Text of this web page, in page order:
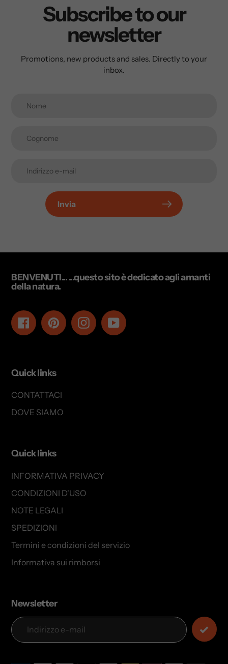
Subscribe to our
newsletter
Promotions, new products and sales. Directly to your
inbox.
Invia
BENVENUTI... ...questo sito è dedicato agli amanti
della natura.
FacebookPinterestInstagramYouTube
Quick links
CONTATTACI
DOVE SIAMO
Quick links
INFORMATIVA PRIVACY
CONDIZIONI D'USO
NOTE LEGALI
SPEDIZIONI
Termini e condizioni del servizio
Informativa sui rimborsi
Newsletter